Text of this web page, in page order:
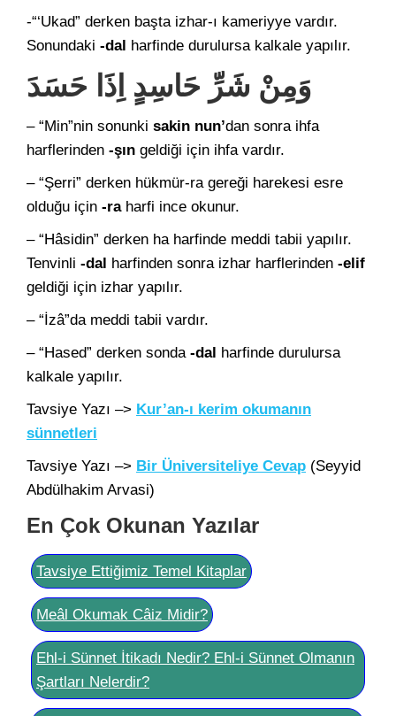
-“‘Ukad” derken başta izhar-ı kameriyye vardır.
Sonundaki -dal harfinde durulursa kalkale yapılır.
وَمِنْ شَرِّ حَاسِدٍ اِذَا حَسَدَ
– “Min”nin sonunki sakin nun’dan sonra ihfa
harflerinden -şın geldiği için ihfa vardır.
– “Şerri” derken hükmür-ra gereği harekesi esre
olduğu için -raharfi ince okunur.
– “Hâsidin” derken ha harfinde meddi tabii yapılır.
Tenvinli -dal harfinden sonra izhar harflerinden -elif
geldiği için izhar yapılır.
– “İzâ”da meddi tabii vardır.
– “Hased” derken sonda -dal harfinde durulursa
kalkale yapılır.
Tavsiye Yazı –> Kur’an-ı kerim okumanın
sünnetleri
Tavsiye Yazı –> Bir Üniversiteliye Cevap (Seyyid
Abdülhakim Arvasi)
En Çok Okunan Yazılar
Tavsiye Ettiğimiz Temel Kitaplar
Meâl Okumak Câiz Midir?
Ehl-i Sünnet İtikadı Nedir? Ehl-i Sünnet Olmanın
Şartları Nelerdir?